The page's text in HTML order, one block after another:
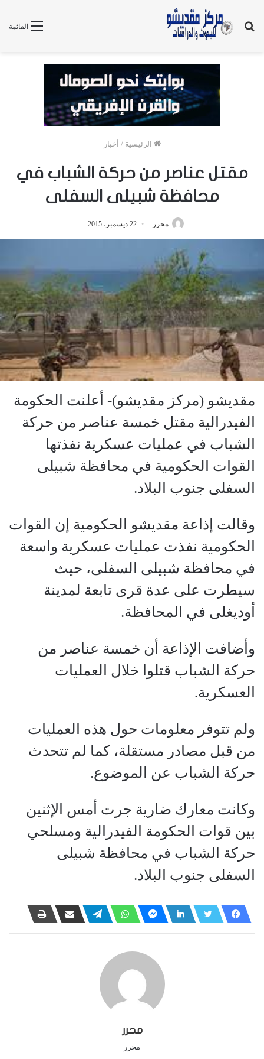
القائمة
بحث
الرئيسية / أخبار
مقتل عناصر من حركة الشباب في
محافظة شبيلى السفلى
محرر 22 ديسمبر، 2015
مقديشو (مركز مقديشو)- أعلنت الحكومة
الفيدرالية مقتل خمسة عناصر من حركة
الشباب في عمليات عسكرية نفذتها
القوات الحكومية في محافظة شبيلى
السفلى جنوب البلاد.
وقالت إذاعة مقديشو الحكومية إن القوات
الحكومية نفذت عمليات عسكرية واسعة
في محافظة شبيلى السفلى، حيث
سيطرت على عدة قرى تابعة لمدينة
أوديغلى في المحافظة.
وأضافت الإذاعة أن خمسة عناصر من
حركة الشباب قتلوا خلال العمليات
العسكرية.
ولم تتوفر معلومات حول هذه العمليات
من قبل مصادر مستقلة، كما لم تتحدث
حركة الشباب عن الموضوع.
وكانت معارك ضارية جرت أمس الإثنين
بين قوات الحكومة الفيدرالية ومسلحي
حركة الشباب في محافظة شبيلى
السفلى جنوب البلاد.
محرر
محرر